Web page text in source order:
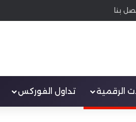
بنا
الرقمية تداول الفوركس